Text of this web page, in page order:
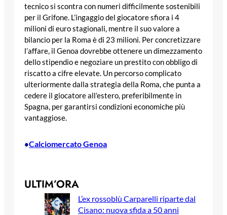
tecnico si scontra con numeri difficilmente sostenibili
per il Grifone. L’ingaggio del giocatore sfiora i 4
milioni di euro stagionali, mentre il suo valore a
bilancio per la Roma è di 23 milioni. Per concretizzare
l’affare, il Genoa dovrebbe ottenere un dimezzamento
dello stipendio e negoziare un prestito con obbligo di
riscatto a cifre elevate. Un percorso complicato
ulteriormente dalla strategia della Roma, che punta a
cedere il giocatore all’estero, preferibilmente in
Spagna, per garantirsi condizioni economiche più
vantaggiose.
•Calciomercato Genoa
ULTIM’ORA
L’ex rossoblù Carparelli riparte dal
Cisano: nuova sfida a 50 anni